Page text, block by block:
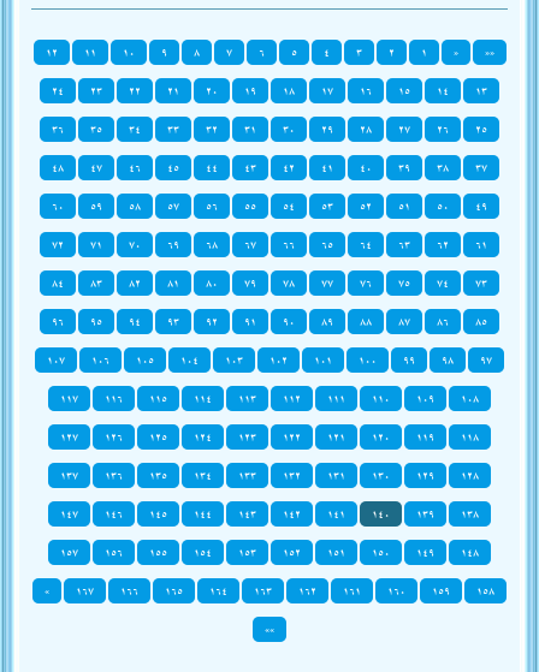
««
« ١ ٢ ٣ ٤ ٥ ٦ ٧ ٨ ٩ ١٠ ١١
١٢
١٣
١٤ ١٥ ١٦ ١٧ ١٨ ١٩ ٢٠ ٢١ ٢٢ ٢٣
٢٤
٢٥
٢٦ ٢٧ ٢٨ ٢٩ ٣٠ ٣١ ٣٢ ٣٣ ٣٤ ٣٥
٣٦
٣٧
٣٨ ٣٩ ٤٠ ٤١ ٤٢ ٤٣ ٤٤ ٤٥ ٤٦ ٤٧
٤٨
٤٩
٥٠ ٥١ ٥٢ ٥٣ ٥٤ ٥٥ ٥٦ ٥٧ ٥٨ ٥٩
٦٠
٦١
٦٢ ٦٣ ٦٤ ٦٥ ٦٦ ٦٧ ٦٨ ٦٩ ٧٠ ٧١
٧٢
٧٣
٧٤ ٧٥ ٧٦ ٧٧ ٧٨ ٧٩ ٨٠ ٨١ ٨٢ ٨٣
٨٤
٨٥
٨٦ ٨٧ ٨٨ ٨٩ ٩٠ ٩١ ٩٢ ٩٣ ٩٤ ٩٥
٩٦
٩٧
٩٨ ٩٩ ١٠٠ ١٠١ ١٠٢ ١٠٣ ١٠٤ ١٠٥ ١٠٦
١٠٧
١٠٨
١٠٩ ١١٠ ١١١ ١١٢ ١١٣ ١١٤ ١١٥ ١١٦
١١٧
١١٨
١١٩ ١٢٠ ١٢١ ١٢٢ ١٢٣ ١٢٤ ١٢٥ ١٢٦
١٢٧
١٢٨
١٢٩ ١٣٠ ١٣١ ١٣٢ ١٣٣ ١٣٤ ١٣٥ ١٣٦
١٣٧
١٣٨
١٣٩ ١٤٠ ١٤١ ١٤٢ ١٤٣ ١٤٤ ١٤٥ ١٤٦
١٤٧
١٤٨
١٤٩ ١٥٠ ١٥١ ١٥٢ ١٥٣ ١٥٤ ١٥٥ ١٥٦
١٥٧
١٥٨
١٥٩ ١٦٠ ١٦١ ١٦٢ ١٦٣ ١٦٤ ١٦٥ ١٦٦ ١٦٧
»
»»